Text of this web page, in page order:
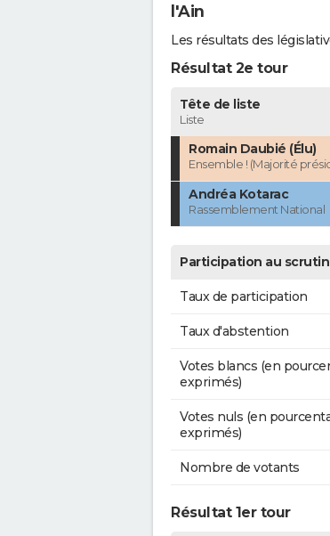
l'Ain
Les résultats des
Résultat 2e tour
Tête de liste
Liste
Romain Daubié (Élu)
Ensemble ! (Majorité
Andréa Kotarac
Rassemblement National
Participation au scrutin
Taux de participation
Taux d'abstention
Votes blancs (en
exprimés)
Votes nuls (en
exprimés)
Nombre de votants
Résultat 1er tour